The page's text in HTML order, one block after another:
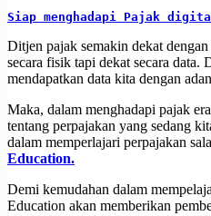
Siap menghadapi Pajak
Ditjen pajak semakin dekat
secara fisik tapi dekat secara data.
mendapatkan data kita dengan
Maka, dalam menghadapi pajak
tentang perpajakan yang sedang
dalam memperlajari perpajakan
Education.
Demi kemudahan dalam
Education akan memberikan